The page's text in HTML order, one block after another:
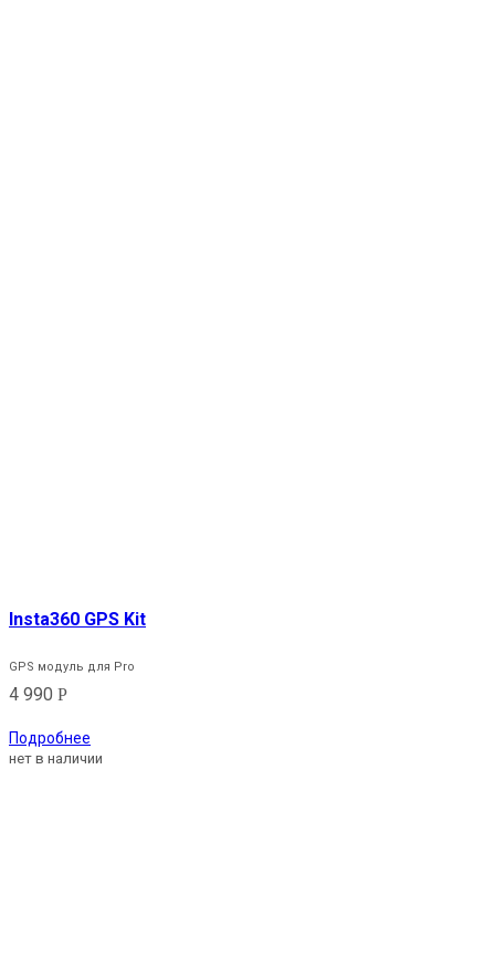
Insta360 GPS Kit
GPS модуль для Pro
4 990 Р
Подробнее
нет в наличии